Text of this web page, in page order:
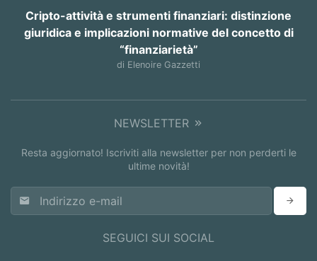
Cripto-attività e strumenti finanziari: distinzione
giuridica e implicazioni normative del concetto di
“finanziarietà”
di Elenoire Gazzetti
NEWSLETTER
Resta aggiornato! Iscriviti alla newsletter per non perderti le
ultime novità!
SEGUICI SUI SOCIAL